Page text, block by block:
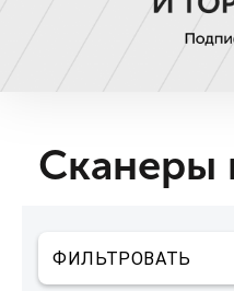
Сканеры